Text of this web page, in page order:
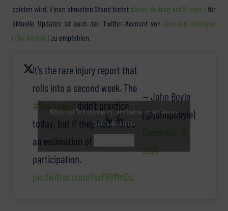
spielen wird. Einen aktuellen Stand bietet dieser Beitrag auf SI.com – für
aktuelle Updates ist auch der Twitter-Account vonJourdan Rodrigue
(The Athletic)zu empfehlen.
It's the rare injury report that
rolls into a second week. The
#Seahawks didn't practice
today, but if they had, here's
an estimation of
participation.
pic.twitter.com/fssF9VMnDs
— John Boyle
(@johnpboyle)
December 19,
2021
Klicke auf "Ich stimme zu", um Twitter zu aktivieren
Cookie-Richtlinie